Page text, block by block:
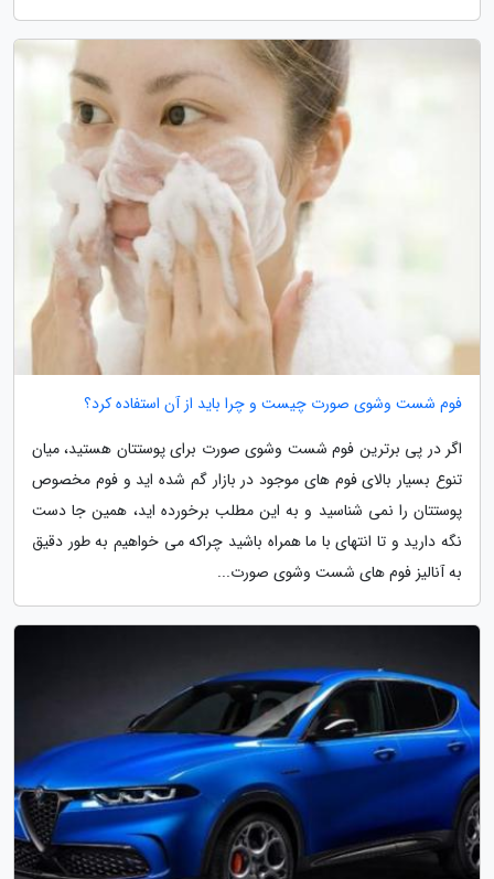
فوم شست وشوی صورت چیست و چرا باید از آن استفاده کرد؟
اگر در پی برترین فوم شست وشوی صورت برای پوستتان هستید، میان
تنوع بسیار بالای فوم های موجود در بازار گم شده اید و فوم مخصوص
پوستتان را نمی شناسید و به این مطلب برخورده اید، همین جا دست
نگه دارید و تا انتهای با ما همراه باشید چراکه می خواهیم به طور دقیق
به آنالیز فوم های شست وشوی صورت...